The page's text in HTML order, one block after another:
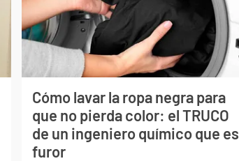
Cómo lavar la ropa negra para
que no pierda color: el TRUCO
de un ingeniero químico que es
furor